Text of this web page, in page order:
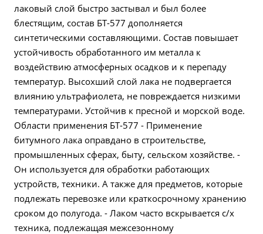
лаковый слой быстро застывал и был более
блестящим, состав БТ-577 дополняется
синтетическими составляющими. Состав повышает
устойчивость обработанного им металла к
воздействию атмосферных осадков и к перепаду
температур. Высохший слой лака не подвергается
влиянию ультрафиолета, не повреждается низкими
температурами. Устойчив к пресной и морской воде.
Области применения БТ-577 - Применение
битумного лака оправдано в строительстве,
промышленных сферах, быту, сельском хозяйстве. -
Он используется для обработки работающих
устройств, техники. А также для предметов, которые
подлежать перевозке или краткосрочному хранению
сроком до полугода. - Лаком часто вскрывается с/х
техника, подлежащая межсезонному